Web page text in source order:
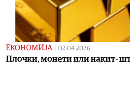
ЕКОНОМИЈА 02.04.2026
Плочки, монети или накит-